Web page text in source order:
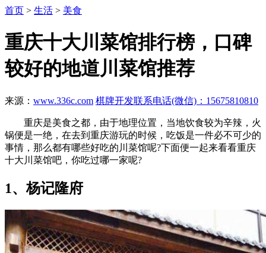
首页 > 生活 > 美食
重庆十大川菜馆排行榜，口碑
较好的地道川菜馆推荐
来源： www.336c.com 棋牌开发联系电话(微信)：15675810810
重庆是美食之都，由于地理位置，当地饮食较为辛辣，火
锅便是一绝，在去到重庆游玩的时候，吃饭是一件必不可少的
事情，那么都有哪些好吃的川菜馆呢?下面便一起来看看重庆
十大川菜馆吧，你吃过哪一家呢?
1、杨记隆府